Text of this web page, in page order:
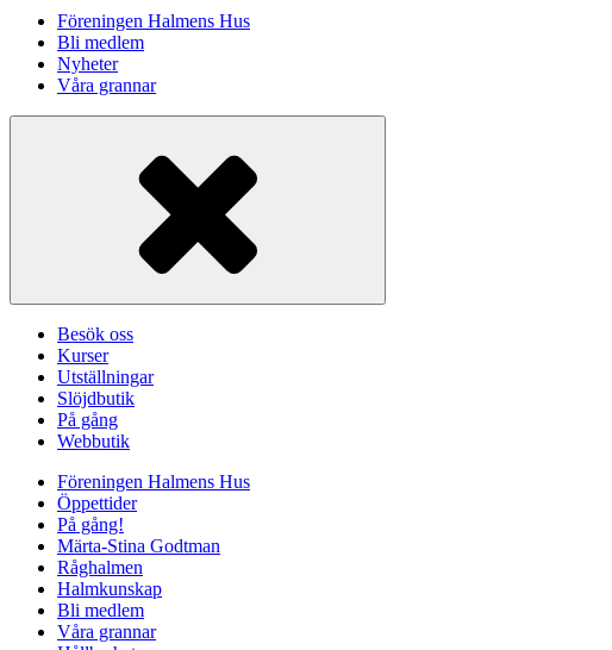
Föreningen Halmens Hus
Bli medlem
Nyheter
Våra grannar
Besök oss
Kurser
Utställningar
Slöjdbutik
På gång
Webbutik
Föreningen Halmens Hus
Öppettider
På gång!
Märta-Stina Godtman
Råghalmen
Halmkunskap
Bli medlem
Våra grannar